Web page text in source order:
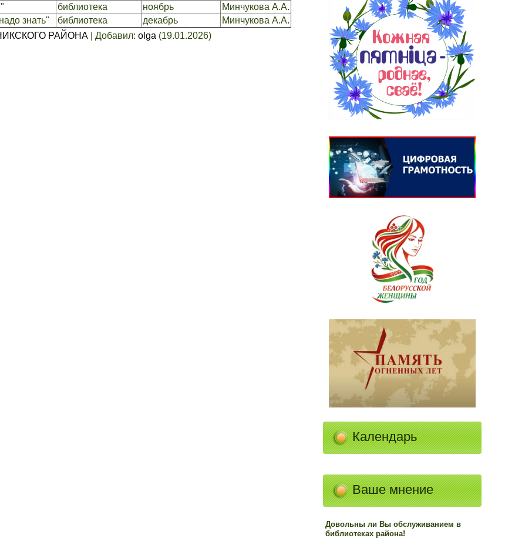
библиотека ноябрь
Минчукова А.А.
знать" библиотека декабрь
Минчукова А.А.
РАЙОНА| Добавил: olga (19.01.2026)
Календарь
Ваше мнение
Довольны ли Вы обслуживанием в
библиотеках района!